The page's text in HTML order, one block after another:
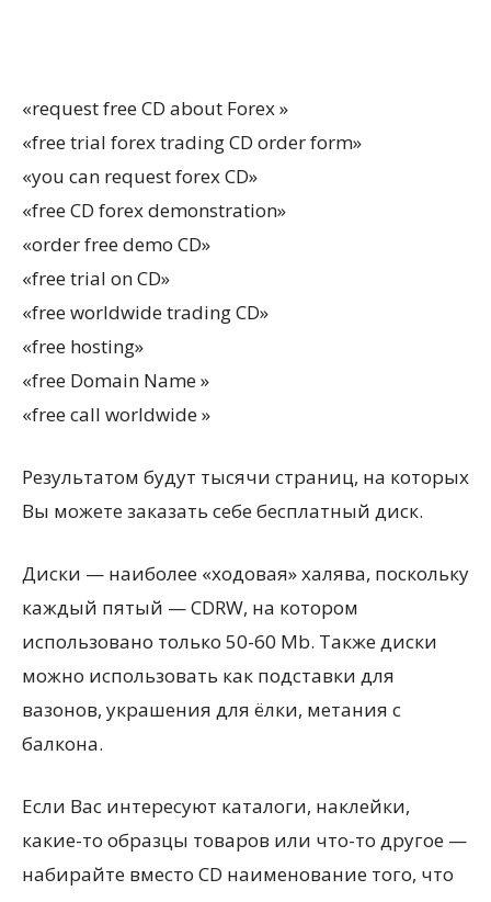
«request free CD about Forex »
«free trial forex trading CD order form»
«you can request forex CD»
«free CD forex demonstration»
«order free demo CD»
«free trial on CD»
«free worldwide trading CD»
«free hosting»
«free Domain Name »
«free call worldwide »
Результатом будут тысячи страниц, на которых
Вы можете заказать себе бесплатный диск.
Диски — наиболее «ходовая» халява, поскольку
каждый пятый — CDRW, на котором
использовано только 50-60 Mb. Также диски
можно использовать как подставки для
вазонов, украшения для ёлки, метания с
балкона.
Если Вас интересуют каталоги, наклейки,
какие-то образцы товаров или что-то другое —
набирайте вместо CD наименование того, что